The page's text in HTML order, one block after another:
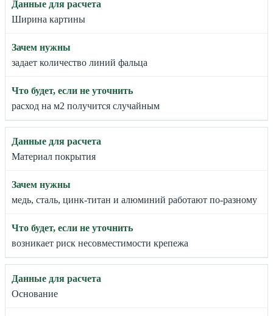
Ширина картины
задает количество линий фальца
расход на м2 получится случайным
Материал покрытия
медь, сталь, цинк-титан и алюминий работают по-разному
возникает риск несовместимости крепежа
Основание